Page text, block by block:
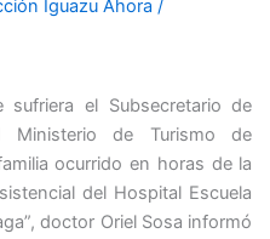
Iguazu Ahora /
el Subsecretario de
Ministerio de Turismo de
ocurrido en horas de la
del Hospital Escuela
doctor Oriel Sosa informó